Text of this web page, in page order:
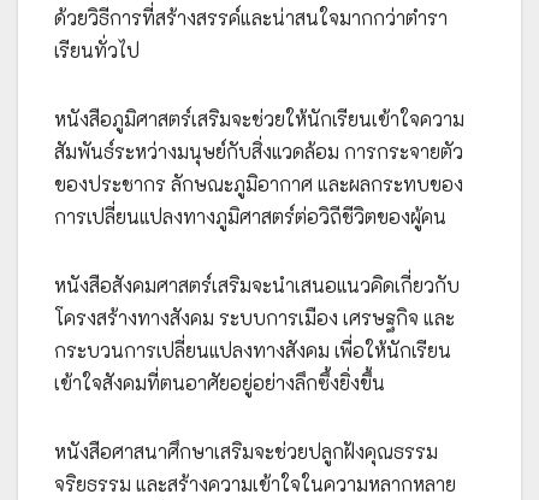
ด้วยวิธีการที่สร้างสรรค์และน่าสนใจมากกว่าตำรา
เรียนทั่วไป
หนังสือภูมิศาสตร์เสริมจะช่วยให้นักเรียนเข้าใจความ
สัมพันธ์ระหว่างมนุษย์กับสิ่งแวดล้อม การกระจายตัว
ของประชากร ลักษณะภูมิอากาศ และผลกระทบของ
การเปลี่ยนแปลงทางภูมิศาสตร์ต่อวิถีชีวิตของผู้คน
หนังสือสังคมศาสตร์เสริมจะนำเสนอแนวคิดเกี่ยวกับ
โครงสร้างทางสังคม ระบบการเมือง เศรษฐกิจ และ
กระบวนการเปลี่ยนแปลงทางสังคม เพื่อให้นักเรียน
เข้าใจสังคมที่ตนอาศัยอยู่อย่างลึกซึ้งยิ่งขึ้น
หนังสือศาสนาศึกษาเสริมจะช่วยปลูกฝังคุณธรรม
จริยธรรม และสร้างความเข้าใจในความหลากหลาย